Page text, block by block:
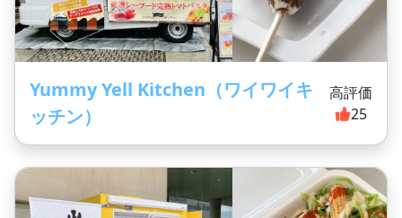
Yummy Yell Kitchen（ワイワイキ
ッチン）
高評価
25